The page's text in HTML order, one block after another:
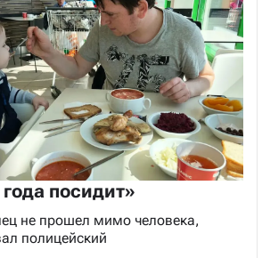
посидит»
не прошел мимо человека,
полицейский